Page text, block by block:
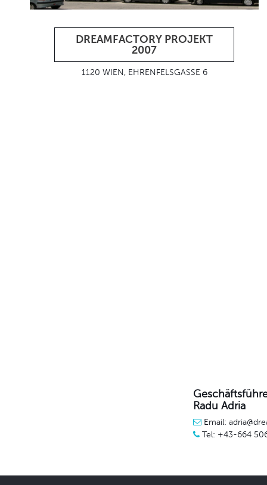
DREAMFACTORY PROJEKT
2007
1120 WIEN, EHRENFELSGASSE 6
Radu Adria
Email:
Tel: +43-664